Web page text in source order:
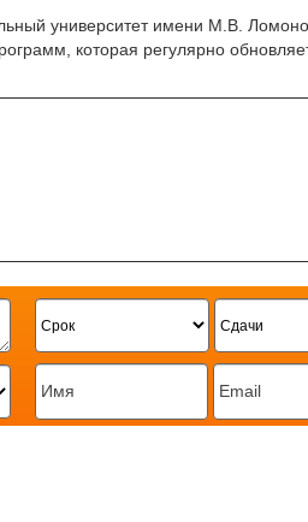
университет имени М.В.
которая регулярно